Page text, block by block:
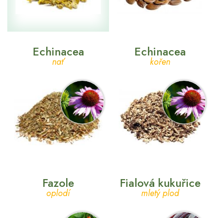
Echinacea
nať
Echinacea
kořen
Fazole
oplodí
Fialová kukuřice
mletý plod